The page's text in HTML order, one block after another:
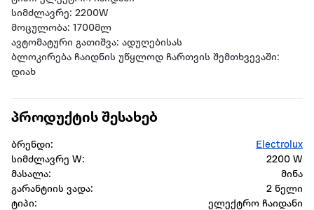
სიმძლავრე: 2200W
მოცულობა: 1700მლ
ავტომატური გათიშვა: ადუღებისას
ბლოკირება ჩაიდნის უწყლოდ ჩართვის შემთხვევაში:
დიახ
პროდუქტის შესახებ
ბრენდი:
Electrolux
სიმძლავრე W:
2200 W
მასალა:
მინა
გარანტიის ვადა:
2 წელი
ტიპი:
ელექტრო ჩაიდანი